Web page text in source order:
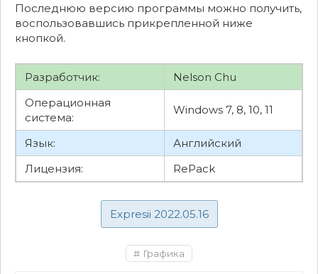
Последнюю версию программы можно получить,
воспользовавшись прикрепленной ниже
кнопкой.
Разработчик:
Nelson Chu
Операционная
система:
Windows 7, 8, 10, 11
Язык:
Английский
Лицензия:
RePack
Expresii 2022.05.16
Графика